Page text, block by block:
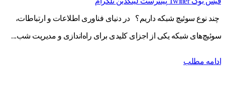
چند نوع سوئیچ شبکه داریم؟ در دنیای فناوری اطلاعات و ارتباطات،
سوئیچ‌های شبکه یکی از اجزای کلیدی برای راه‌اندازی و مدیریت شب...
ادامه مطلب